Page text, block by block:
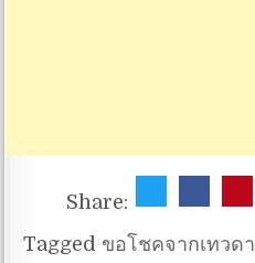
Share:
Tagged ขอโชคจากเทวดา